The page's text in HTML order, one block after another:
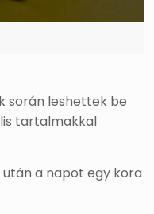
során leshettek be
tartalmakkal
a napot egy kora